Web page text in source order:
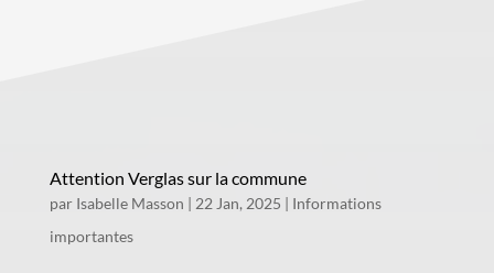
Attention Verglas sur la commune
par Isabelle Masson | 22 Jan, 2025 | Informations
importantes